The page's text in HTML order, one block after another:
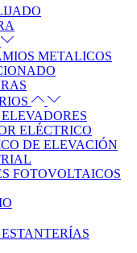
METALICOS
ELÉCTRICO
DE ELEVACIÓN
FOTOVOLTAICOS